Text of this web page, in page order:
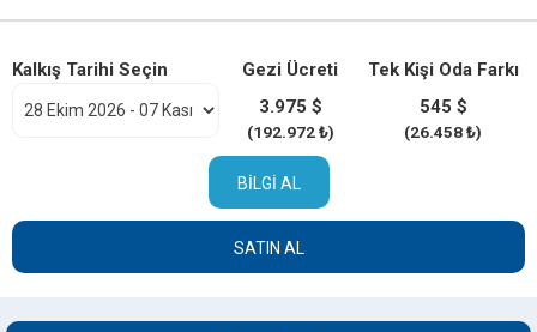
Kalkış Tarihi Seçin
Gezi Ücreti
3.975 $
(192.972 ₺)
Tek Kişi Oda Farkı
545 $
(26.458 ₺)
BILGI AL
SATIN AL